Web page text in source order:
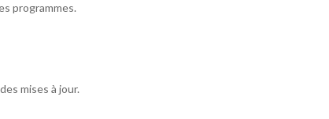
programmes.
mises à jour.